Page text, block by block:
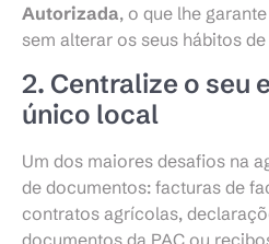
Autorizada, o que lhe
sem alterar os seus hábitos
2. Centralize o seu
único local
Um dos maiores desafios na
de documentos: facturas de
contratos agrícolas,
documentos da PAC ou